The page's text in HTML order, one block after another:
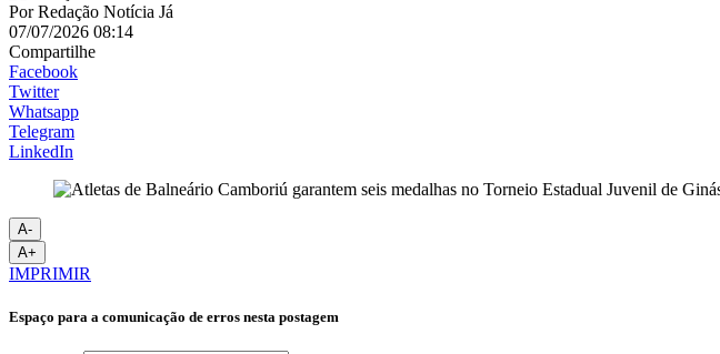
PorRedação Notícia Já
07/07/2026 08:14
Compartilhe
Facebook
Twitter
Whatsapp
Telegram
LinkedIn
A-
A+
IMPRIMIR
Espaço para a comunicação de erros nesta postagem